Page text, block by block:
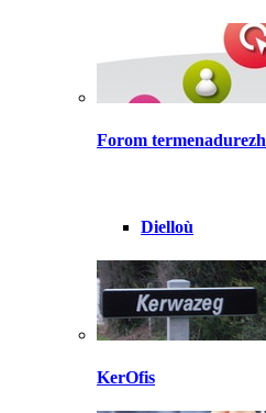
Forom termenadurezh
Dielloù
KerOfis